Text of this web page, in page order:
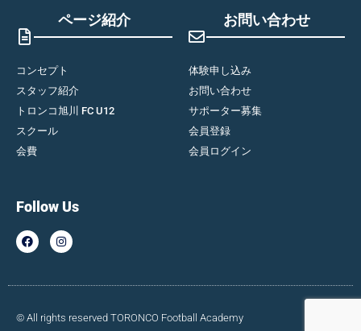
ページ紹介
コンセプト
スタッフ紹介
トロンコ旭川 FC U12
スクール
会費
お問い合わせ
体験申し込み
お問い合わせ
サポーター募集
会員登録
会員ログイン
Follow Us
© All rights reserved TORONCO Football Academy